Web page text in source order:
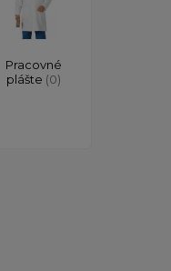
Pracovné
plášte (0)